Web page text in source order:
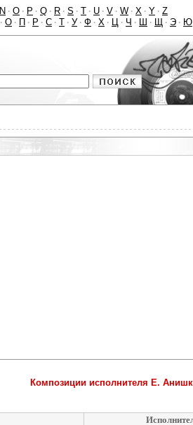
N · O · P · Q · R · S · T · U · V · W · X · Y · Z
· О · П · Р · С · Т · У · Ф · Х · Ц · Ч · Ш · Щ · Э · Ю
Композиции исполнителя Е.